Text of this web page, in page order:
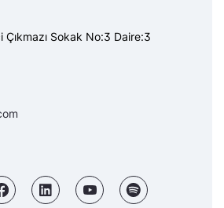
Sokak No:3 Daire:3